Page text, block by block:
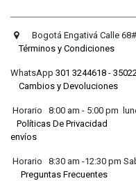
Bogotá
Términos y Condiciones
WhatsApp 301 3244618 -
Cambios y Devoluciones
Horario 8:00 am -
Políticas De Privacidad
envíos
Horario 8:30
Preguntas Frecuentes